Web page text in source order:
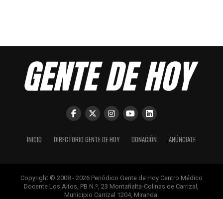
INICIO DIRECTORIO GENTE DE HOY DONACIÓN ANÚNCIATE
Copyright © 2008 - 2026 Periódico Gente de Hoy Centro Médico
Docente Los Altos, PB N.º, 23 Montañalta-Colinas de Carrizal,
Municipio Carrizal 1204, Miranda.